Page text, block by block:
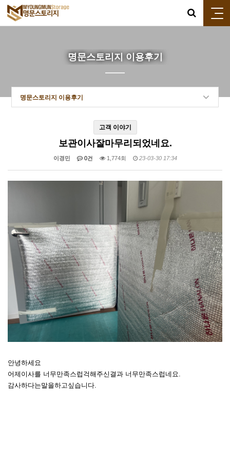
명문스토리지 이용후기
명문스토리지 이용후기
고객 이야기
보관이사잘마무리되었네요.
이경민 0건 1,774회 23-03-30 17:34
안녕하세요
어제이사를 너무만족스럽걱해주신결과 너무만족스럽네요.
감사하다는말을하고싶습니다.